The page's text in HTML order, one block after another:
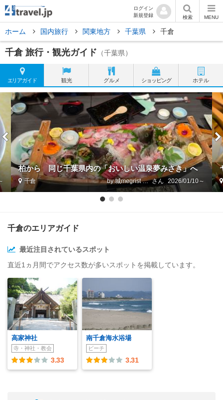
ログイン
新規登録
検索 MENU
ホーム 国内旅行 関東地方 千葉県 千倉
千倉 旅行・観光ガイド （千葉県）
エリアガイド 観光 グルメ ショッピング ホテル
柏から 同じ千葉県内の「おいしい温泉夢みさき」へ
千倉 by 城megrist KAZ 2026/01/10～
千倉のエリアガイド
最近注目されているスポット
直近1ヵ月間でアクセス数が多いスポットを掲載しています。
高家神社
寺・神社・教会
3.33
南千倉海水浴場
ビーチ
3.31